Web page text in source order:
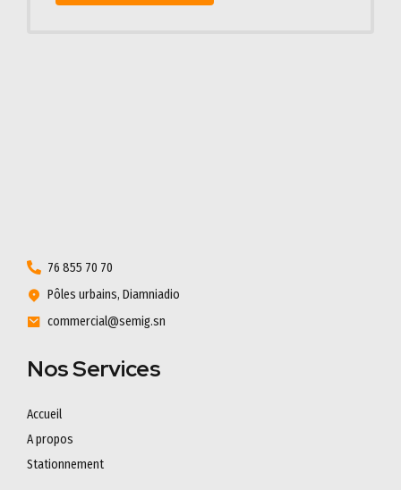
76 855 70 70
Pôles urbains, Diamniadio
commercial@semig.sn
Nos Services
Accueil
A propos
Stationnement